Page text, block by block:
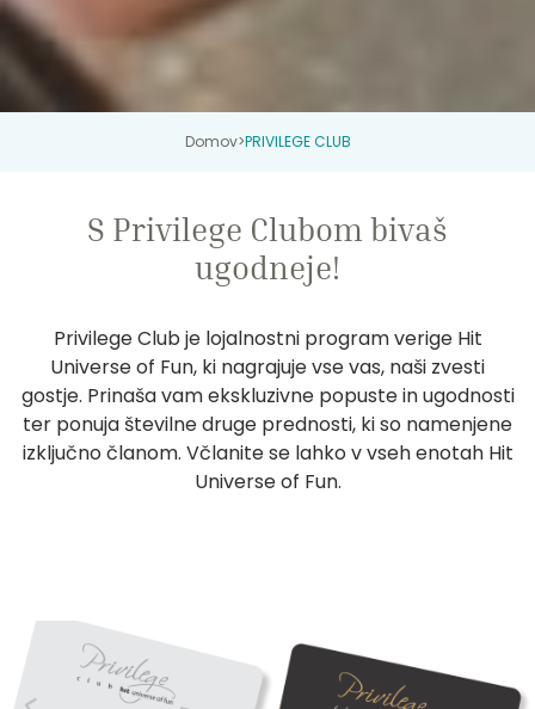
Domov>PRIVILEGE CLUB
S Privilege Clubom bivaš
ugodneje!
Privilege Club je lojalnostni program verige Hit
Universe of Fun, ki nagrajuje vse vas, naši zvesti
gostje. Prinaša vam ekskluzivne popuste in ugodnosti
ter ponuja številne druge prednosti, ki so namenjene
izključno članom. Včlanite se lahko v vseh enotah Hit
Universe of Fun.